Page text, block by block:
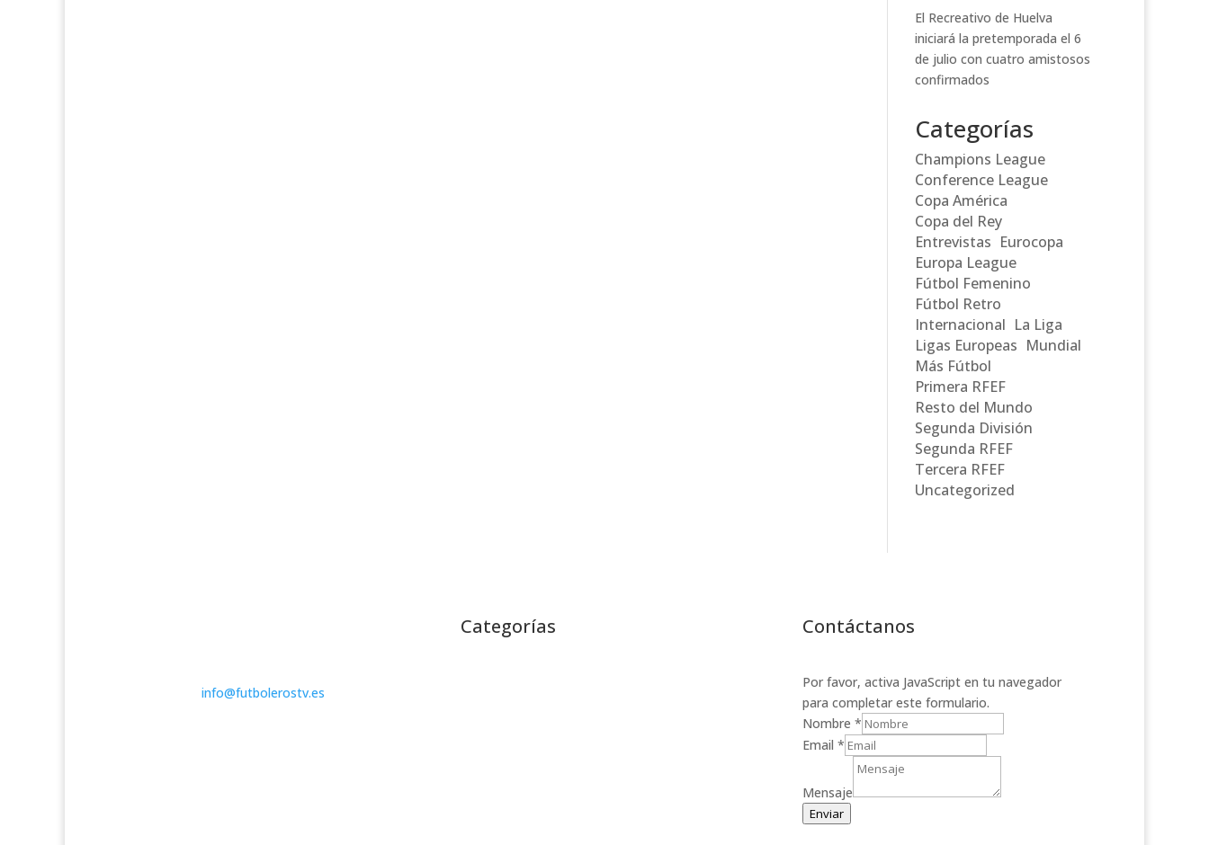
El Recreativo de Huelva
iniciará la pretemporada el 6
de julio con cuatro amistosos
confirmados
Categorías
Champions League
Conference League
Copa América
Copa del Rey
Entrevistas Eurocopa
Europa League
Fútbol Femenino
Fútbol Retro
Internacional La Liga
Ligas Europeas Mundial
Más Fútbol
Primera RFEF
Resto del Mundo
Segunda División
Segunda RFEF
Tercera RFEF
Uncategorized
info@futbolerostv.es
Categorías Contáctanos
Por favor, activa JavaScript en tu navegador
para completar este formulario.
Nombre *
Email *
Mensaje
Enviar